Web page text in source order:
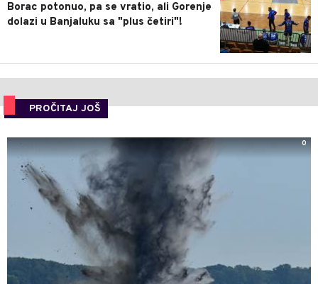
Borac potonuo, pa se vratio, ali Gorenje
dolazi u Banjaluku sa "plus četiri"!
PROČITAJ JOŠ
0